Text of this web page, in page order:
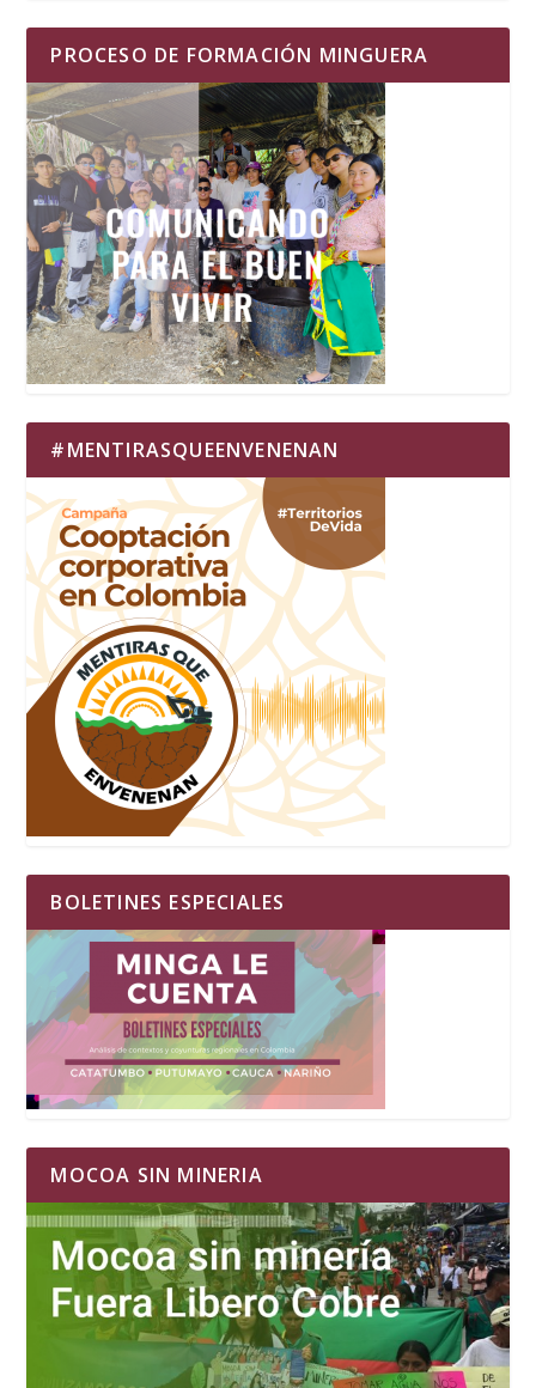
PROCESO DE FORMACIÓN MINGUERA
#MENTIRASQUEENVENENAN
BOLETINES ESPECIALES
MOCOA SIN MINERIA